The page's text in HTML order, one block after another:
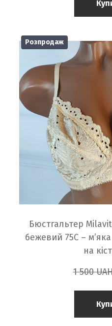
Розпродаж
Бюстгальтер
бежевий 75С –
на
1 500